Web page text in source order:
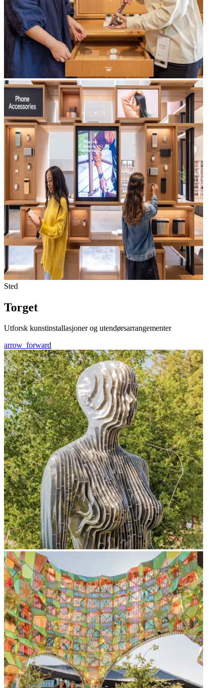
Sted
Torget
Utforsk kunstinstallasjoner og utendørsarrangementer
arrow_forward